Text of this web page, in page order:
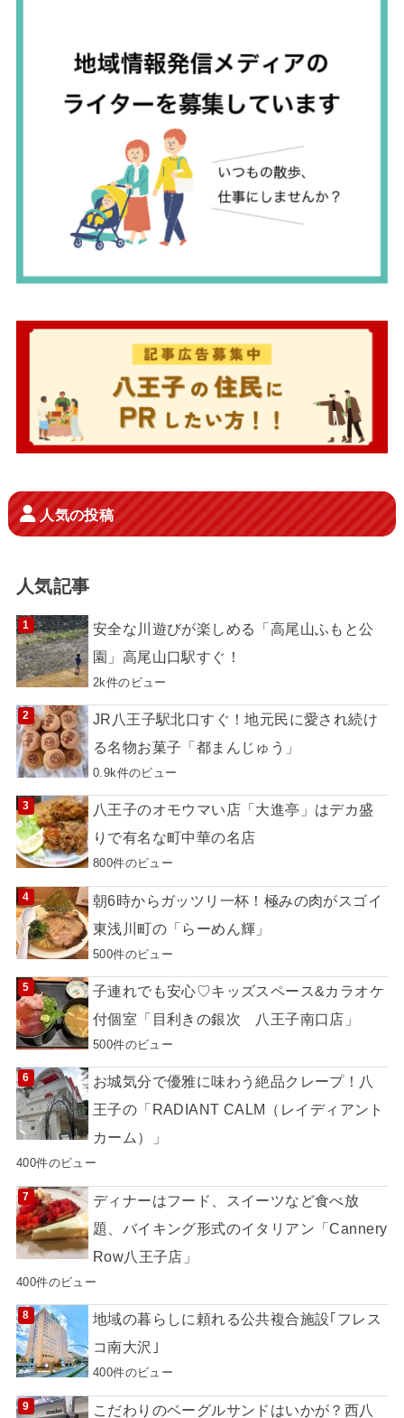
人気の投稿
人気記事
安全な川遊びが楽しめる「高尾山ふもと公
園」高尾山口駅すぐ！
2k件のビュー
JR八王子駅北口すぐ！地元民に愛され続け
る名物お菓子「都まんじゅう」
0.9k件のビュー
八王子のオモウマい店「大進亭」はデカ盛
りで有名な町中華の名店
800件のビュー
朝6時からガッツリ一杯！極みの肉がスゴイ
東浅川町の「らーめん輝」
500件のビュー
子連れでも安心♡キッズスペース&カラオケ
付個室「目利きの銀次 八王子南口店」
500件のビュー
お城気分で優雅に味わう絶品クレープ！八
王子の「RADIANT CALM（レイディアント
カーム）」
400件のビュー
ディナーはフード、スイーツなど食べ放
題、バイキング形式のイタリアン「Cannery
Row八王子店」
400件のビュー
地域の暮らしに頼れる公共複合施設｢フレス
コ南大沢｣
400件のビュー
こだわりのベーグルサンドはいかが？西八